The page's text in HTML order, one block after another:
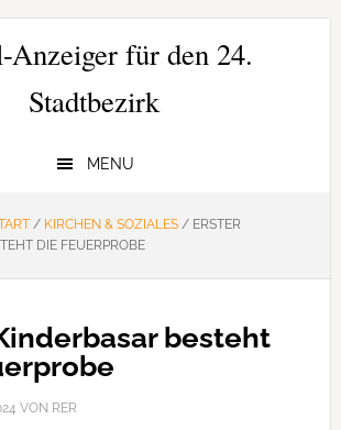
Anzeiger für den 24.
Stadtbezirk
MENU
/ KIRCHEN & SOZIALES /ERSTER
DIE FEUERPROBE
besteht
VON RER